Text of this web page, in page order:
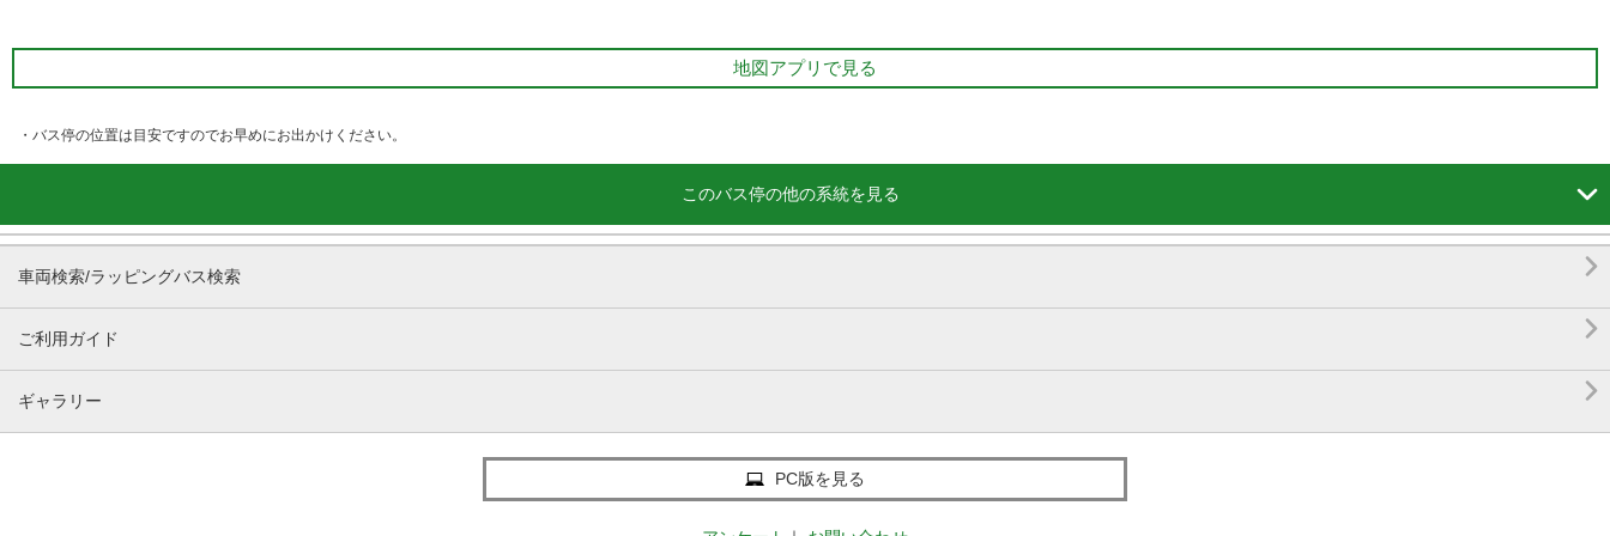
地図アプリで見る
・バス停の位置は目安ですのでお早めにお出かけください。
このバス停の他の系統を見る 
車両検索/ラッピングバス検索 
ご利用ガイド 
ギャラリー 
PC版を見る